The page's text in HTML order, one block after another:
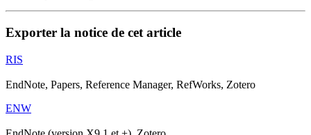
Exporter la notice de cet article
RIS
EndNote, Papers, Reference Manager, RefWorks, Zotero
ENW